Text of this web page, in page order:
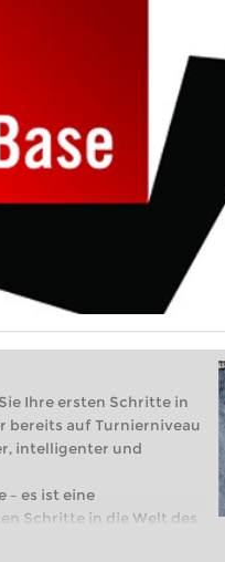
Ihre ersten Schritte in
bereits auf Turnierniveau
intelligenter und
– es ist eine
Schritte in die Welt des
spielen: Mit